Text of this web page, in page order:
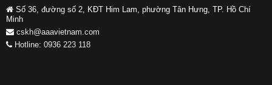
Số 36, đường số 2, KĐT Him Lam, phường Tân Hưng, TP. Hồ Chí
Minh
cskh@aaavietnam.com
Hotline: 0936 223 118